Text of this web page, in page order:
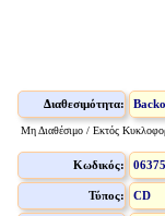
Διαθεσιμότητα:
Μη Διαθέσιμο / Εκτός
Κωδικός:
Τύπος: CD